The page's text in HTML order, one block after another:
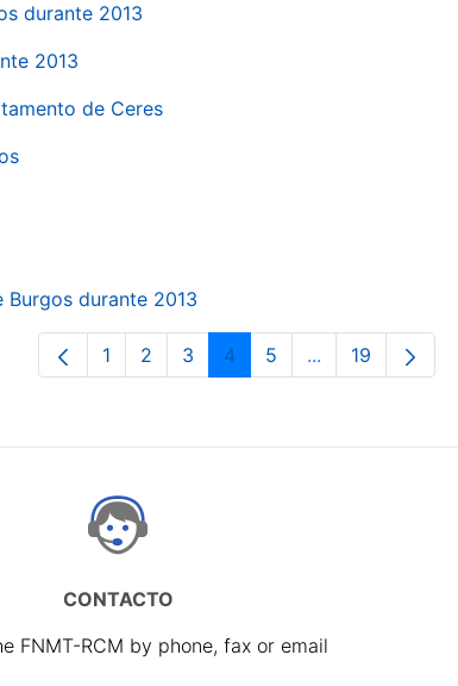
durante 2013
2013
de Ceres
durante 2013
Page
1 Page
2 Page
3 Page
4 Page
5 ...Intermediate
Page
19
CONTACTO
FNMT-RCM by phone, fax or email